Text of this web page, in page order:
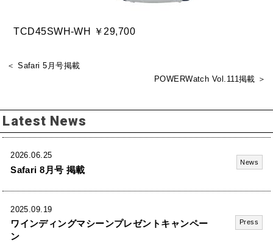
TCD45SWH-WH ￥29,700
＜ Safari 5月号掲載
POWERWatch Vol.111掲載 ＞
Latest News
2026.06.25
Safari 8月号 掲載
News
2025.09.19
ワインディングマシーンプレゼントキャンペー
ン
Press